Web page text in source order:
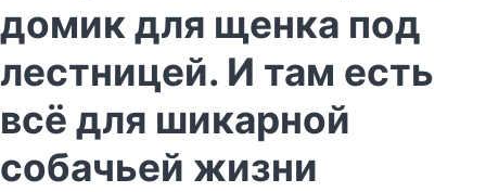
домик для щенка под
лестницей. И там есть
всё для шикарной
собачьей жизни